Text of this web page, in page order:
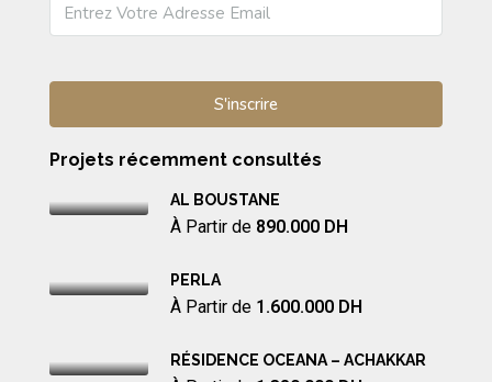
Projets récemment consultés
AL BOUSTANE
À Partir de 890.000 DH
PERLA
À Partir de 1.600.000 DH
RÉSIDENCE OCEANA – ACHAKKAR